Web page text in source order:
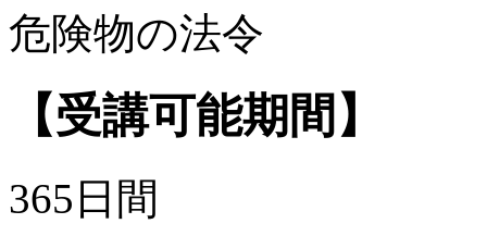
危険物の法令
【受講可能期間】
365日間